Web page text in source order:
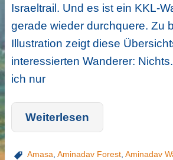
Israeltrail. Und es ist ein KKL-
gerade wieder durchquere. Zu
Illustration zeigt diese
interessierten Wanderer:
ich nur
Weiterlesen
Amasa Aminadav Forest, Aminadav